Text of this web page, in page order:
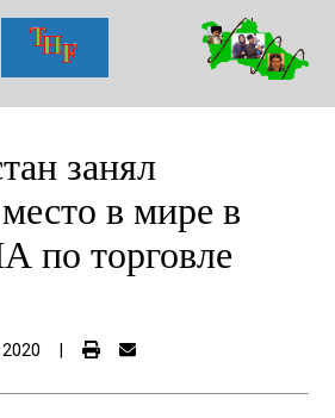
занял
в мире в
по торговле